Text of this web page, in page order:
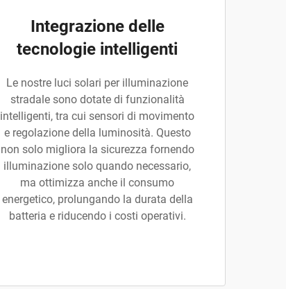
Integrazione delle
tecnologie intelligenti
Le nostre luci solari per illuminazione
stradale sono dotate di funzionalità
intelligenti, tra cui sensori di movimento
e regolazione della luminosità. Questo
non solo migliora la sicurezza fornendo
illuminazione solo quando necessario,
ma ottimizza anche il consumo
energetico, prolungando la durata della
batteria e riducendo i costi operativi.